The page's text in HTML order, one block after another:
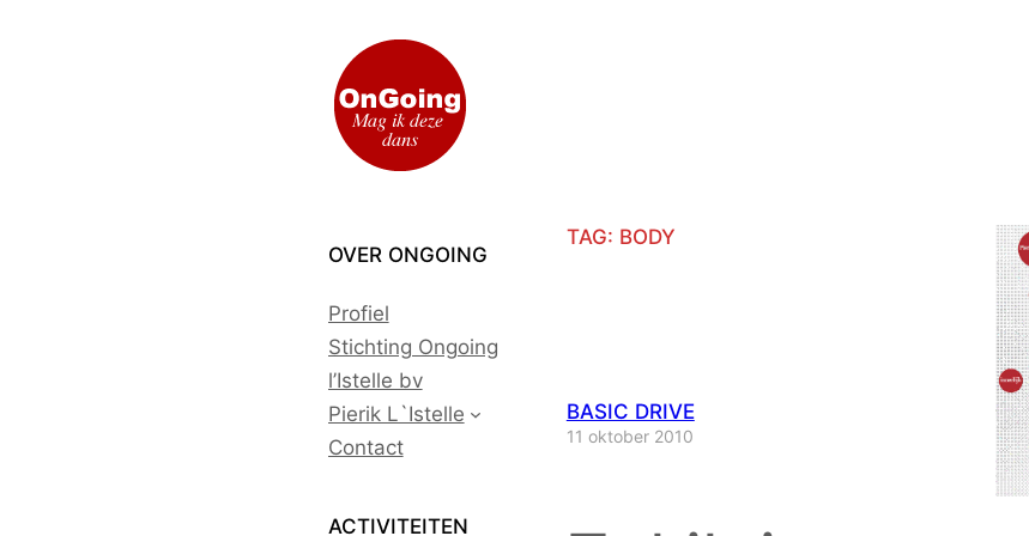
OVER ONGOING
Profiel
Stichting Ongoing
l’Istelle bv
Pierik L`Istelle
Contact
ACTIVITEITEN
TAG: BODY
BASIC DRIVE
11 oktober 2010